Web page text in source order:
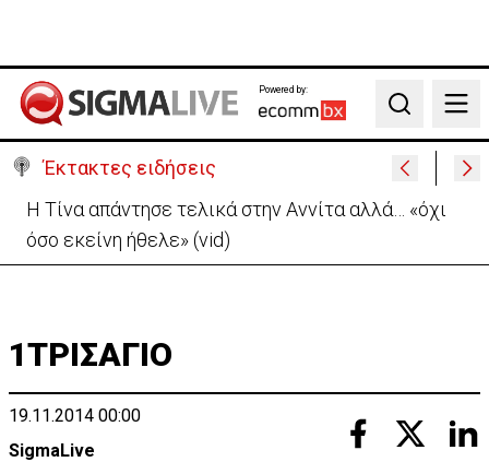
Powered by:
Search
Έκτακτες ειδήσεις
Μαρία Παναγιώτου:«Αποχωρώ κατόπιν δικής μου
επιλογής»-Η μακροσκελής ομιλία της
1ΤΡΙΣΑΓΙΟ
19.11.2014 00:00
SigmaLive